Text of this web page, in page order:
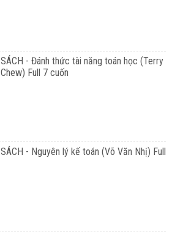
SÁCH - Đánh thức tài năng toán học (Terry
Chew) Full 7 cuốn
SÁCH - Nguyên lý kế toán (Võ Văn Nhị) Full